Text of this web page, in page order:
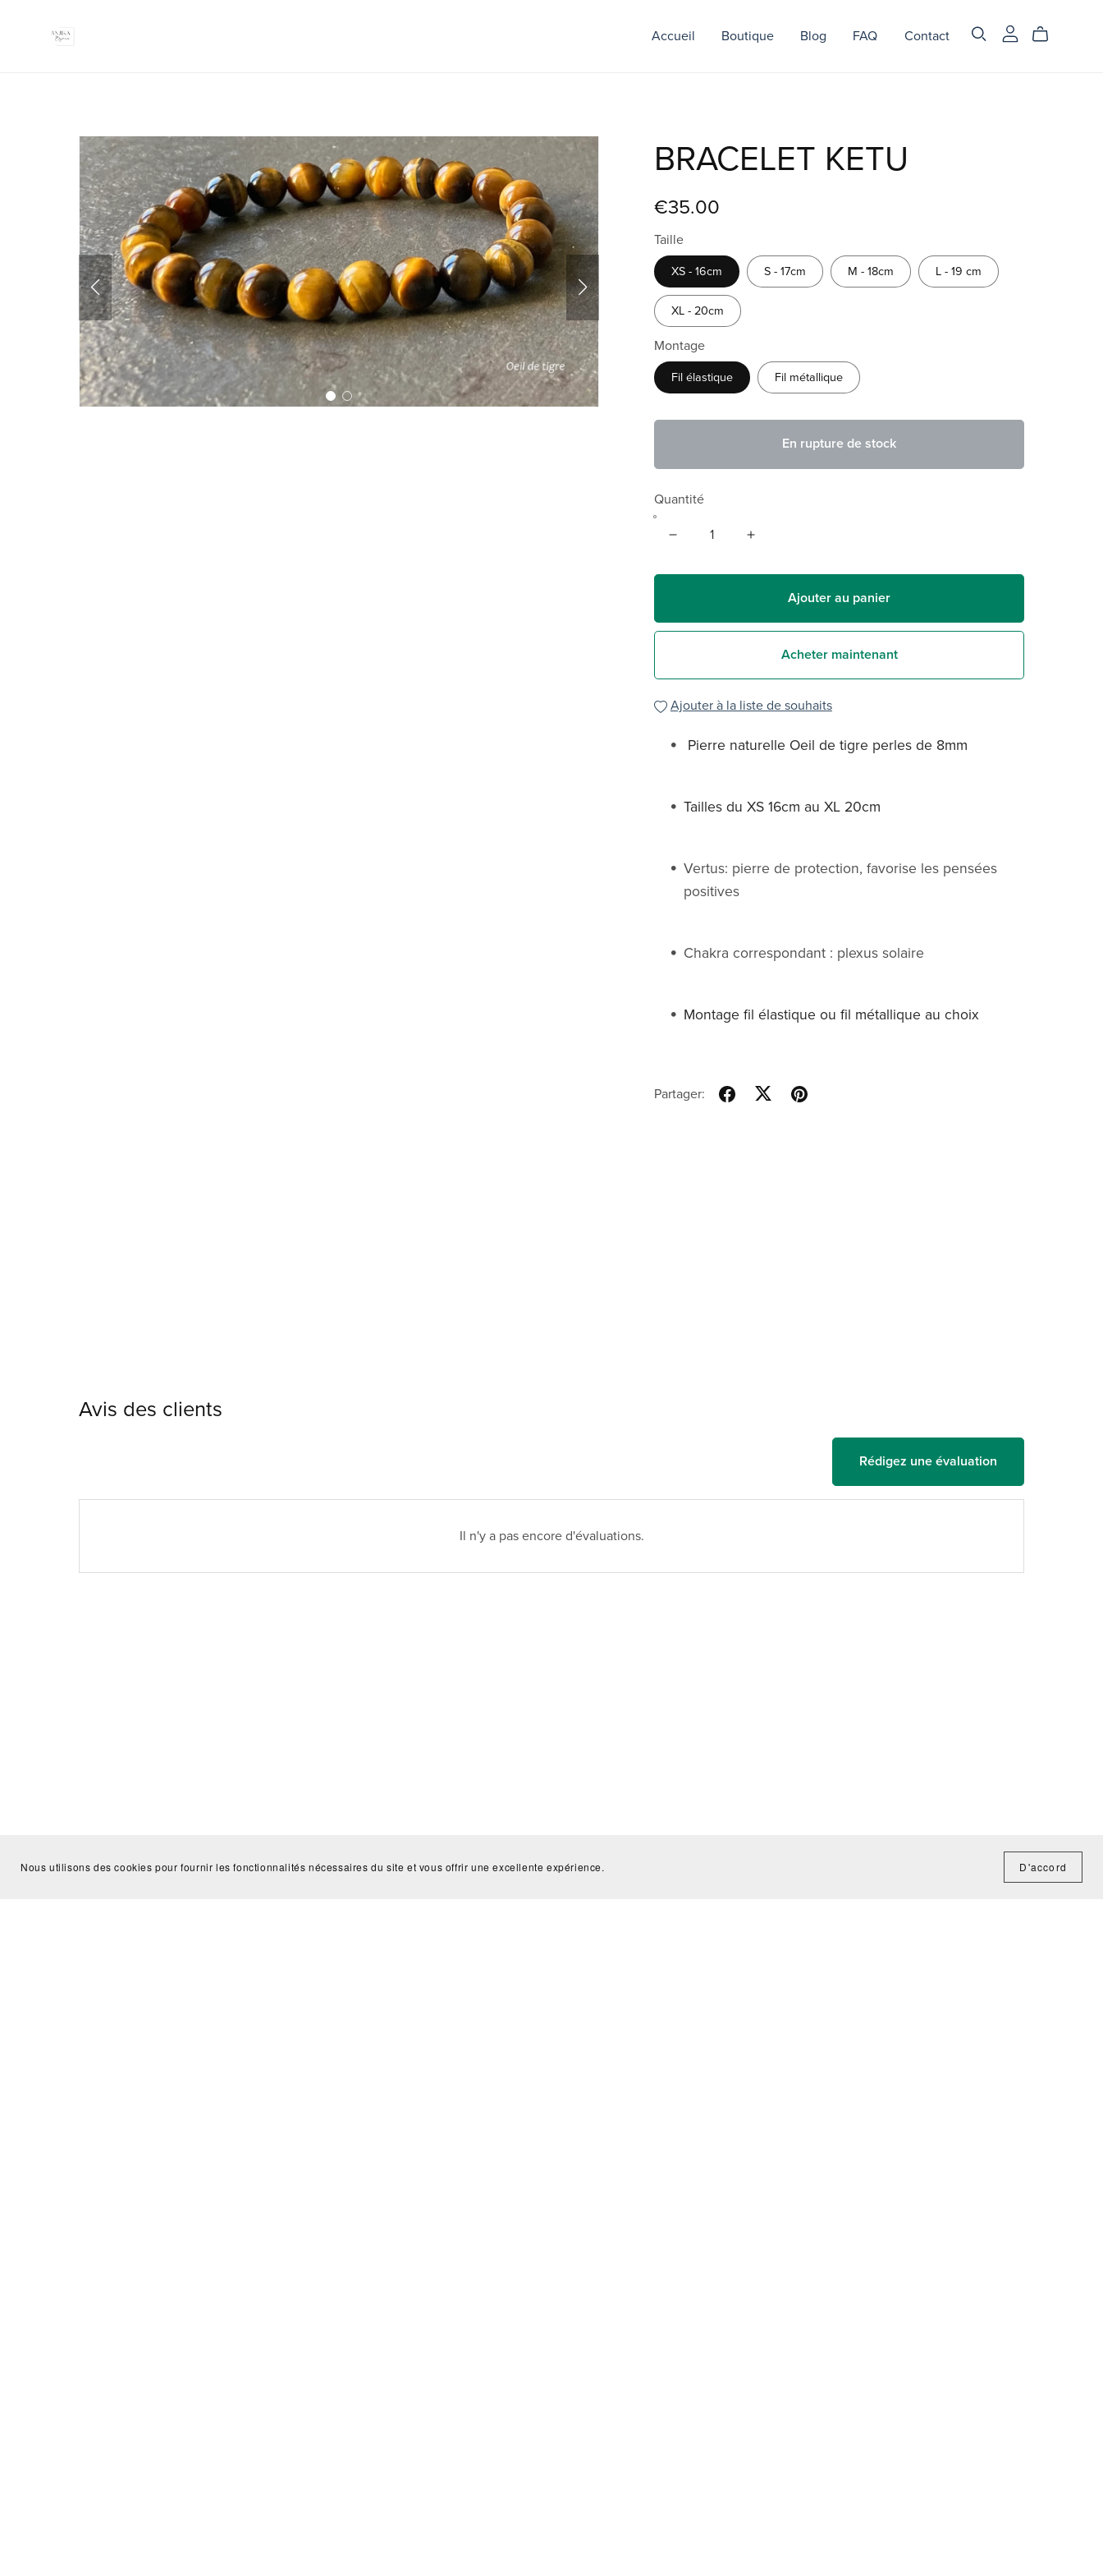
Accueil Boutique Blog FAQ Contact
BRACELET KETU
€35.00
Taille
XS - 16cm S - 17cm M - 18cm L - 19 cm
XL - 20cm
Montage
Fil élastique Fil métallique
En rupture de stock
Quantité
Ajouter au panier
Acheter maintenant
Ajouter à la liste de souhaits
Pierre naturelle Oeil de tigre perles de 8mm
Tailles du XS 16cm au XL 20cm
Vertus: pierre de protection, favorise les pensées
positives
Chakra correspondant : plexus solaire
Montage fil élastique ou fil métallique au choix
Partager:
Avis des clients
Rédigez une évaluation
Il n'y a pas encore d'évaluations.
Nous utilisons des cookies pour fournir les fonctionnalités nécessaires du site et vous offrir une excellente expérience. D'accord